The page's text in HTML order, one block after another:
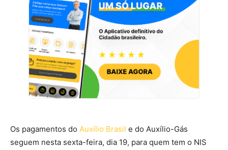
Os pagamentos do Auxílio Brasil e do Auxílio-Gás
seguem nesta sexta-feira, dia 19, para quem tem o NIS